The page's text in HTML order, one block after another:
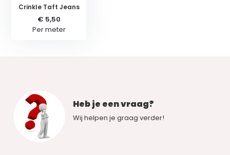
Crinkle Taft Jeans
€ 5,50
Per meter
Heb je een vraag?
Wij helpen je graag verder!